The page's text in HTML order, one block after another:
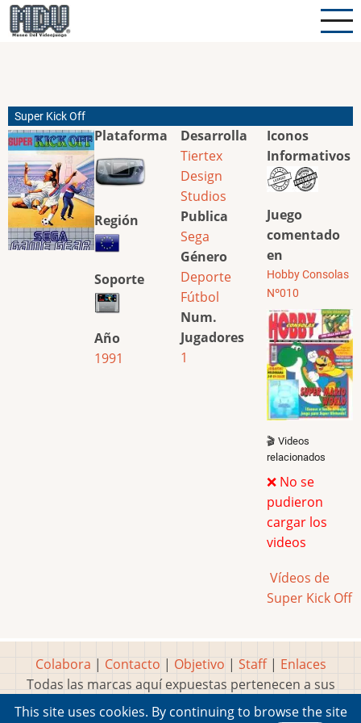
Pasar
al
Super Kick Off
Plataforma
Región
Soporte
Año
1991
Desarrolla
Tiertex
Design
Studios
Publica
Sega
Género
Deporte
Fútbol
Num.
Jugadores
1
Iconos
Informativos
Juego
comentado
en
Hobby Consolas
Nº010
🎬 Videos
relacionados
❌ No se
pudieron
cargar los
videos
Vídeos de
Super Kick Off
Colabora | Contacto | Objetivo | Staff| Enlaces
Todas las marcas aquí expuestas pertenecen a sus
respectivos y legítimos dueños
This site uses cookies. By continuing to browse the site